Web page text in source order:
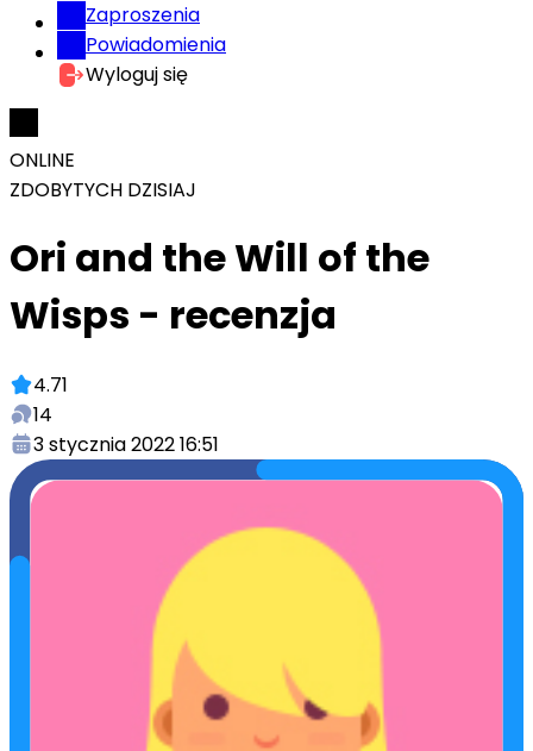
Zaproszenia
Powiadomienia
Wyloguj się
ONLINE
ZDOBYTYCH DZISIAJ
Ori and the Will of the
Wisps - recenzja
4.71
14
3 stycznia 2022 16:51